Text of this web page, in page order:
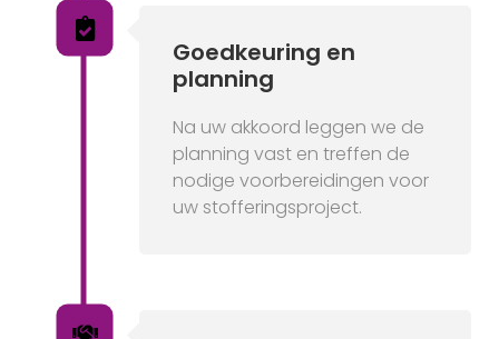
Goedkeuring en
planning
Na uw akkoord leggen we de
planning vast en treffen de
nodige voorbereidingen voor
uw stofferingsproject.